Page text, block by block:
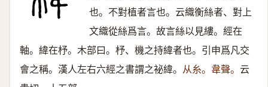
也。不對植者言也。云織衡絲者、對上
文織從絲爲言。故言絲以見縷。經在
軸。緯在杼。木部曰。杼、機之持緯者也。引申爲凡交
會之稱。漢人左右六經之書謂之祕緯。 从糸。韋聲。 云